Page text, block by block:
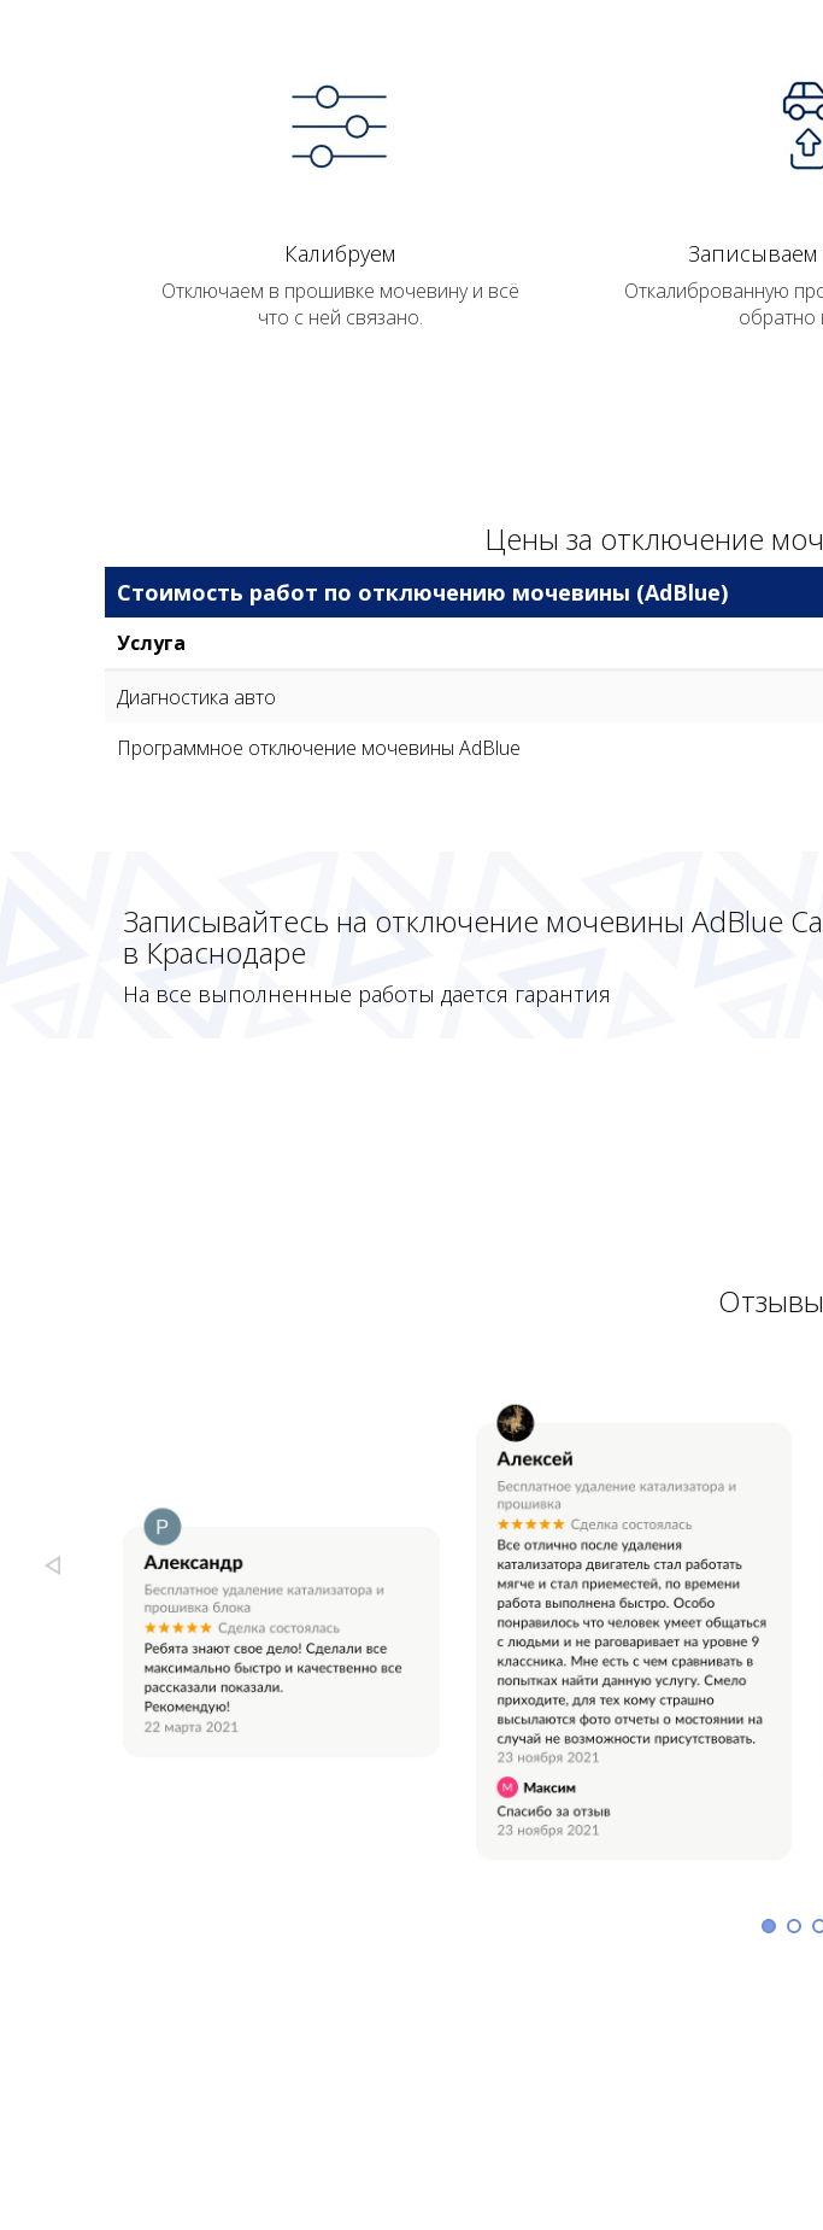
Калибруем
Отключаем в прошивке мочевину и всё
что с ней связано.
Откалиброванную
обратно
Цены за отключение
Стоимость работ по отключению мочевины (AdBlue)
Услуга
Диагностика авто
Программное отключение мочевины AdBlue
Записывайтесь на отключение мочевины AdBlue
в Краснодаре
На все выполненные работы дается гарантия